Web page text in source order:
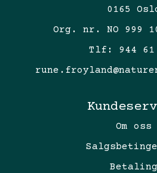
0165
Org. nr. NO 999
Tlf: 944 61
Om oss
Betaling